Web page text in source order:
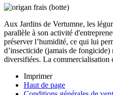
Aux Jardins de Vertumne, les
parallèle à son activité
préserver l’humidité, ce qui lui
d’insecticide (jamais de fongicide)
diversifiées. La commercialisation
Imprimer
Haut de page